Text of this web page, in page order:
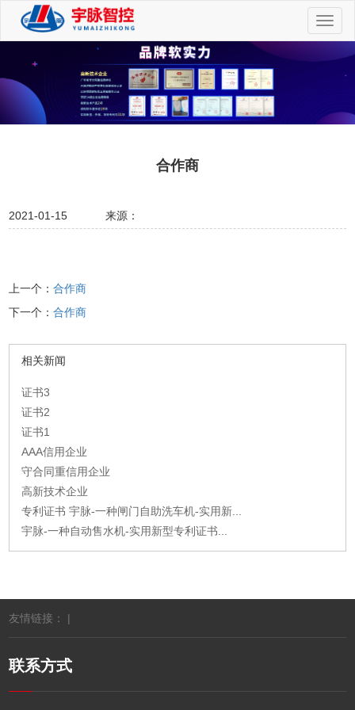
切
换
合作商
2021-01-15 来源：
上一个：合作商
下一个：合作商
相关新闻
证书3
证书2
证书1
AAA信用企业
守合同重信用企业
高新技术企业
专利证书 宇脉-一种闸门自助洗车机-实用新...
宇脉-一种自动售水机-实用新型专利证书...
友情链接： |
联系方式